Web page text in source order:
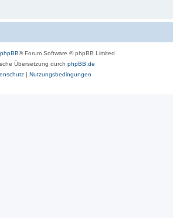
phpBB® Forum Software © phpBB Limited
Übersetzung durch phpBB.de
| Nutzungsbedingungen